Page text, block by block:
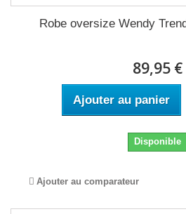
Robe oversize Wendy
89,95 €
Ajouter au panier
Disponible
Ajouter au comparateur